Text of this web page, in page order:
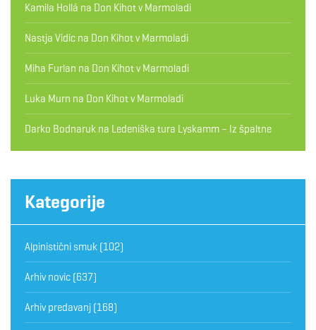
Kamila Hollá na Don Kihot v Marmoladi
Nastja Vidic na Don Kihot v Marmoladi
Miha Furlan na Don Kihot v Marmoladi
Luka Murn na Don Kihot v Marmoladi
Darko Bodnaruk na Ledeniška tura Lyskamm – Iz špaltne
Kategorije
Alpinistični smuk (102)
Arhiv novic (637)
Arhiv predavanj (168)